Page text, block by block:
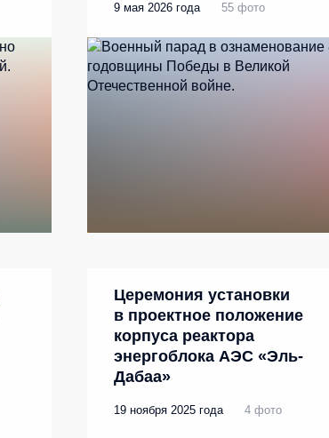
9 мая 2026 года 55 фото
Церемония установки
в проектное положение
корпуса реактора
энергоблока АЭС «Эль-
Дабаа»
19 ноября 2025 года 4 фото